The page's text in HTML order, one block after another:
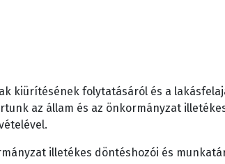
kiürítésének folytatásáról és a
az állam és az önkormányzat
illetékes döntéshozói és